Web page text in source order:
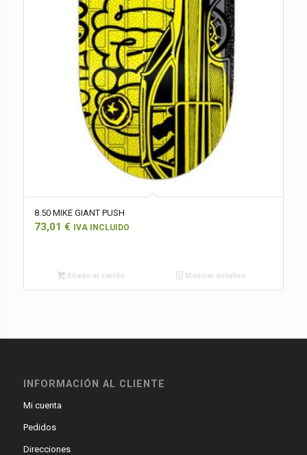
8.50 MIKE GIANT PUSH
73,01 € IVA INCLUIDO
Añadir al carrito Mostrar detalles
INFORMACIÓN AL CLIENTE
Mi cuenta
Pedidos
Direcciones